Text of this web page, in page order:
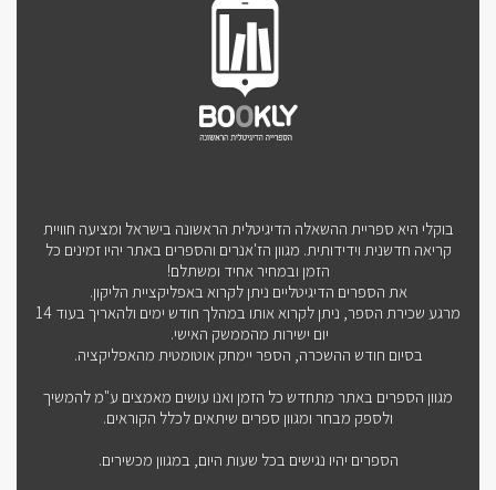
בוקלי היא ספריית ההשאלה הדיגיטלית הראשונה בישראל ומציעה חוויית
קריאה חדשנית וידידותית. מגוון הז'אנרים והספרים באתר יהיו זמינים כל
הזמן ובמחיר אחיד ומשתלם!
את הספרים הדיגיטליים ניתן לקרוא באפליקציית הליקון.
מרגע שכירת הספר, ניתן לקרוא אותו במהלך חודש ימים ולהאריך בעוד 14
יום ישירות מהממשק האישי.
בסיום חודש ההשכרה, הספר יימחק אוטומטית מהאפליקציה.
מגוון הספרים באתר מתחדש כל הזמן ואנו עושים מאמצים ע"מ להמשיך
ולספק מבחר ומגוון ספרים שיתאים לכלל הקוראים.
הספרים יהיו נגישים בכל שעות היום, במגוון מכשירים.